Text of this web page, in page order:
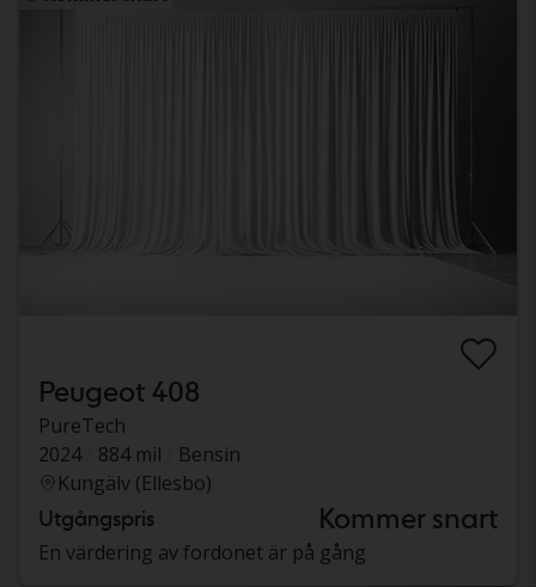
Peugeot 408
PureTech
2024
884 mil
Bensin
Kungälv (Ellesbo)
Utgångspris Kommer snart
En värdering av fordonet är på gång